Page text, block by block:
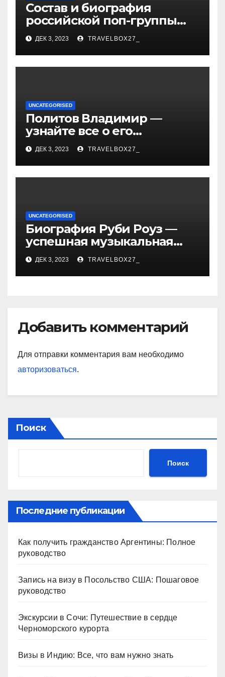
Состав и биография
российской поп-группы
«Иванушки интернешнл»
— история успеха, музыка
и судьбы участников
ДЕК 3, 2023 TRAVELBOX27_
UNCATEGORISED
Политов Владимир —
узнайте все о его
биографии, возрасте и
впечатляющих
достижениях!
ДЕК 3, 2023 TRAVELBOX27_
UNCATEGORISED
Биография Руби Роуз —
успешная музыкальная
карьера, личная жизнь и
знаковые достижения
ДЕК 3, 2023 TRAVELBOX27_
Добавить комментарий
Для отправки комментария вам необходимо
авторизоваться.
Поиск
Поиск
Последние публикации
Как получить гражданство Аргентины: Полное
руководство
Запись на визу в Посольство США: Пошаговое
руководство
Экскурсии в Сочи: Путешествие в сердце
Черноморского курорта
Визы в Индию: Все, что вам нужно знать